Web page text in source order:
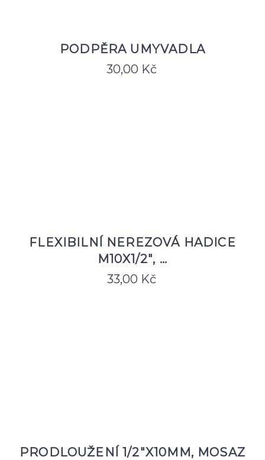
PODPĚRA UMYVADLA
30,00 Kč
FLEXIBILNÍ NEREZOVÁ HADICE
M10X1/2", …
33,00 Kč
PRODLOUŽENÍ 1/2"X10MM, MOSAZ